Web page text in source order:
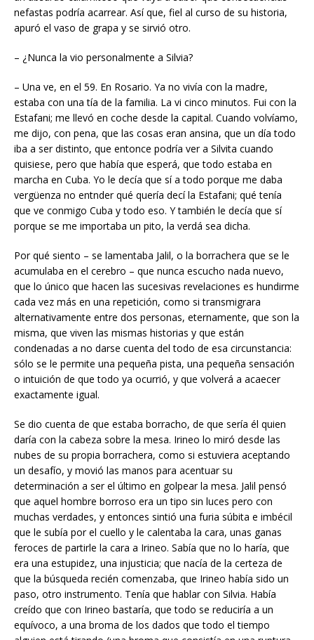
nefastas podría acarrear. Así que, fiel al curso de su historia,
apuró el vaso de grapa y se sirvió otro.
– ¿Nunca la vio personalmente a Silvia?
– Una ve, en el 59. En Rosario. Ya no vivía con la madre,
estaba con una tía de la familia. La vi cinco minutos. Fui con la
Estafani; me llevó en coche desde la capital. Cuando volvíamo,
me dijo, con pena, que las cosas eran ansina, que un día todo
iba a ser distinto, que entonce podría ver a Silvita cuando
quisiese, pero que había que esperá, que todo estaba en
marcha en Cuba. Yo le decía que sí a todo porque me daba
vergüenza no entnder qué quería decí la Estafani; qué tenía
que ve conmigo Cuba y todo eso. Y también le decía que sí
porque se me importaba un pito, la verdá sea dicha.
Por qué siento – se lamentaba Jalil, o la borrachera que se le
acumulaba en el cerebro – que nunca escucho nada nuevo,
que lo único que hacen las sucesivas revelaciones es hundirme
cada vez más en una repetición, como si transmigrara
alternativamente entre dos personas, eternamente, que son la
misma, que viven las mismas historias y que están
condenadas a no darse cuenta del todo de esa circunstancia:
sólo se le permite una pequeña pista, una pequeña sensación
o intuición de que todo ya ocurrió, y que volverá a acaecer
exactamente igual.
Se dio cuenta de que estaba borracho, de que sería él quien
daría con la cabeza sobre la mesa. Irineo lo miró desde las
nubes de su propia borrachera, como si estuviera aceptando
un desafío, y movió las manos para acentuar su
determinación a ser el último en golpear la mesa. Jalil pensó
que aquel hombre borroso era un tipo sin luces pero con
muchas verdades, y entonces sintió una furia súbita e imbécil
que le subía por el cuello y le calentaba la cara, unas ganas
feroces de partirle la cara a Irineo. Sabía que no lo haría, que
era una estupidez, una injusticia; que nacía de la certeza de
que la búsqueda recién comenzaba, que Irineo había sido un
paso, otro instrumento. Tenía que hablar con Silvia. Había
creído que con Irineo bastaría, que todo se reduciría a un
equívoco, a una broma de los dados que todo el tiempo